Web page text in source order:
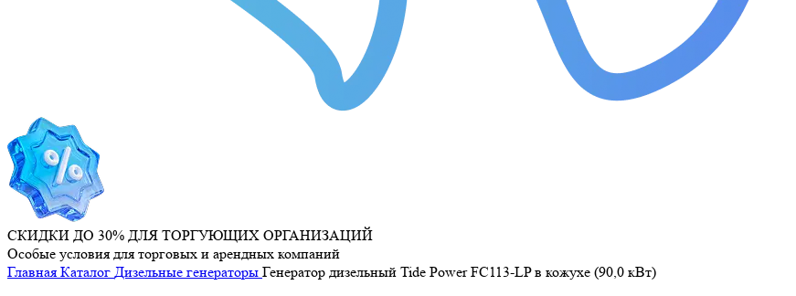
СКИДКИ ДО 30% ДЛЯ ТОРГУЮЩИХ ОРГАНИЗАЦИЙ
Особые условия для торговых и арендных компаний
Главная Каталог Дизельные генераторы Генератор дизельный Tide Power FC113-LP в кожухе (90,0 кВт)